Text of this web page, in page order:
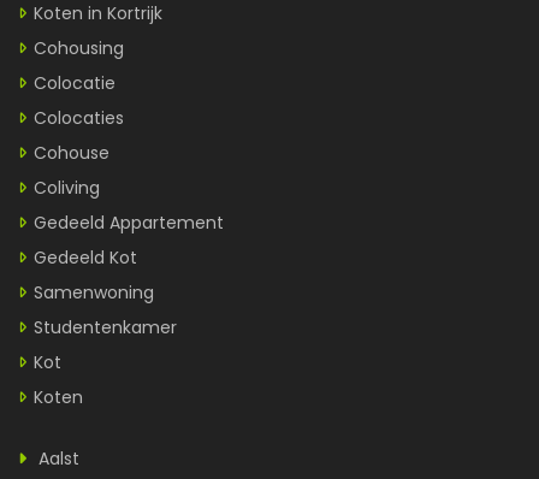
Koten in Kortrijk
Cohousing
Colocatie
Colocaties
Cohouse
Coliving
Gedeeld Appartement
Gedeeld Kot
Samenwoning
Studentenkamer
Kot
Koten
Aalst